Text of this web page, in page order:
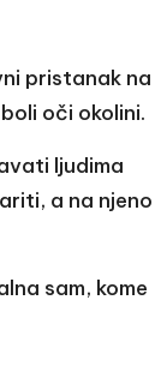
pristanak na
oči okolini.
ljudima
a na njeno
sam, kome